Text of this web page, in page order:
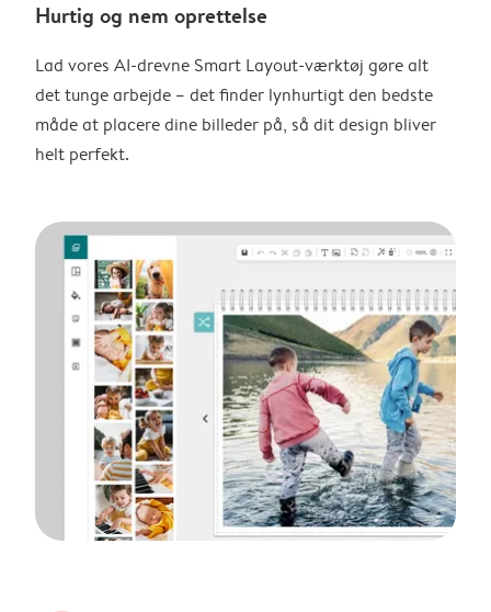
Hurtig og nem oprettelse
Lad vores AI-drevne Smart Layout-værktøj gøre alt
det tunge arbejde – det finder lynhurtigt den bedste
måde at placere dine billeder på, så dit design bliver
helt perfekt.